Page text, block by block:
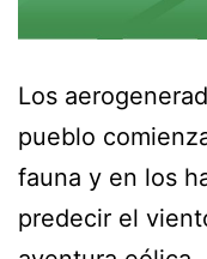
Los
pueblo
fauna y en los
predecir el